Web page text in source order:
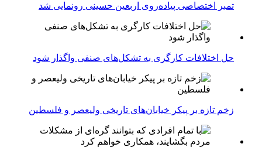
تمبر اختصاصی پیاده‌روی اربعین حسینی رونمایی شد
حل اختلافات کارگری به تشکل‌های صنفی واگذار شود
زخم تازه بر پیکر خیابان‌های تاریخی ولیعصر و فلسطین